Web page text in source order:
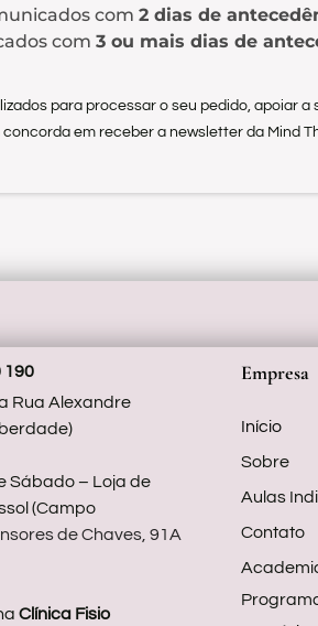
com 2 dias de
com 3 ou mais dias de
para processar o seu pedido, apoiar
em receber a newsletter da Mind
190
Rua Alexandre
Sábado – Loja de
(Campo
de Chaves, 91A
Clínica Fisio
Empresa
Início
Sobre
Aulas
Contato